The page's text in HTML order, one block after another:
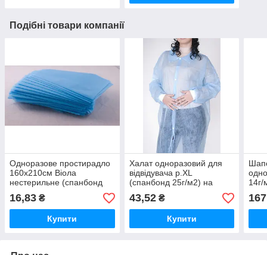
Подібні товари компанії
Одноразове простирадло
160х210см Віола
нестерильне (спанбонд
16,83 ₴
Купити
Халат одноразовий для
відвідувача р.XL
(спанбонд 25г/м2) на
43,52₴
Купити
14г/
167